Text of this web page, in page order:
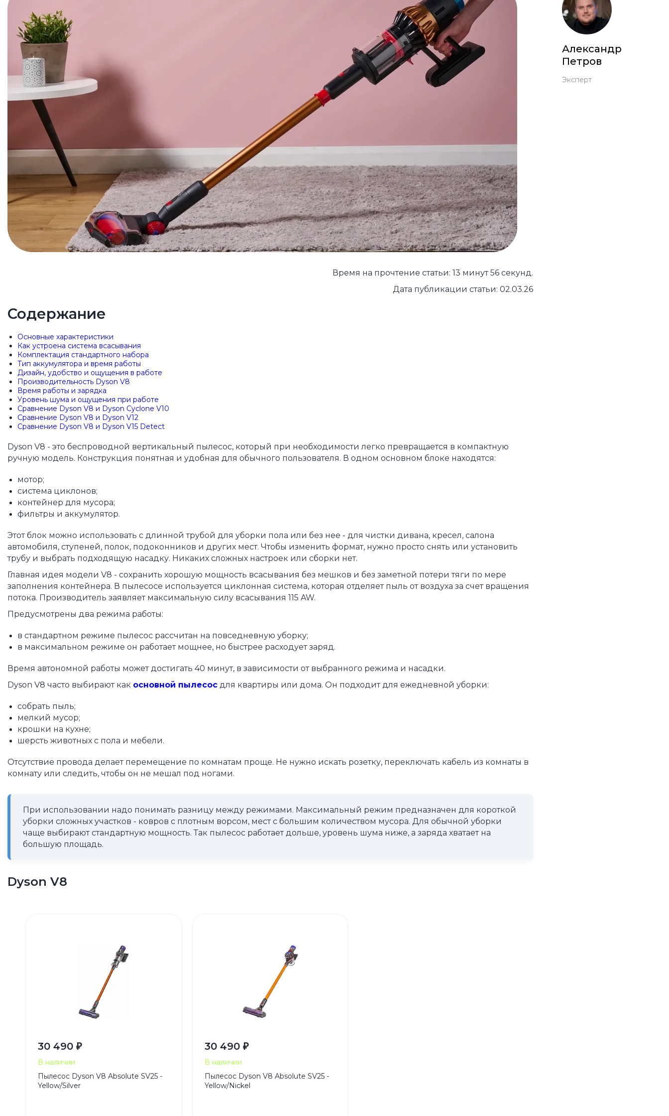
Pixel 9
Pixel 8
Pixel 7
Pixel 6
Xiaomi
Honor Magic 8 Pro
Nothing Redmi Аксессуары
Чехлы
Защитные стекла
Зарядные устройства
Внешние аккумуляторы
Автомобильные держатели
Время на прочтение статьи: 13 минут 56 секунд.
Дата публикации статьи: 02.03.26
Содержание
Основные характеристики
Как устроена система всасывания
Комплектация стандартного набора
Тип аккумулятора и время работы
Дизайн, удобство и ощущения в работе
Производительность Dyson V8
Время работы и зарядка
Уровень шума и ощущения при работе
Сравнение Dyson V8 и Dyson Cyclone V10
Сравнение Dyson V8 и Dyson V12
Сравнение Dyson V8 и Dyson V15 Detect
Dyson V8 - это беспроводной вертикальный пылесос, который при необходимости легко превращается в компактную
ручную модель. Конструкция понятная и удобная для обычного пользователя. В одном основном блоке находятся:
мотор;
система циклонов;
контейнер для мусора;
фильтры и аккумулятор.
Этот блок можно использовать с длинной трубой для уборки пола или без нее - для чистки дивана, кресел, салона
автомобиля, ступеней, полок, подоконников и других мест. Чтобы изменить формат, нужно просто снять или установить
трубу и выбрать подходящую насадку. Никаких сложных настроек или сборки нет.
Главная идея модели V8 - сохранить хорошую мощность всасывания без мешков и без заметной потери тяги по мере
заполнения контейнера. В пылесосе используется циклонная система, которая отделяет пыль от воздуха за счет вращения
потока. Производитель заявляет максимальную силу всасывания 115 AW.
Предусмотрены два режима работы:
в стандартном режиме пылесос рассчитан на повседневную уборку;
в максимальном режиме он работает мощнее, но быстрее расходует заряд.
Время автономной работы может достигать 40 минут, в зависимости от выбранного режима и насадки.
Dyson V8 часто выбирают как основной пылесос для квартиры или дома. Он подходит для ежедневной уборки:
собрать пыль;
мелкий мусор;
крошки на кухне;
шерсть животных с пола и мебели.
Отсутствие провода делает перемещение по комнатам проще. Не нужно искать розетку, переключать кабель из комнаты в
комнату или следить, чтобы он не мешал под ногами.
При использовании надо понимать разницу между режимами. Максимальный режим предназначен для короткой
уборки сложных участков - ковров с плотным ворсом, мест с большим количеством мусора. Для обычной уборки
чаще выбирают стандартную мощность. Так пылесос работает дольше, уровень шума ниже, а заряда хватает на
большую площадь.
Dyson V8
30 490 ₽
В наличии
Пылесос Dyson V8 Absolute SV25 -
Yellow/Silver
30 490 ₽
В наличии
Пылесос Dyson V8 Absolute SV25 -
Yellow/Nickel
Александр
Петров
Эксперт